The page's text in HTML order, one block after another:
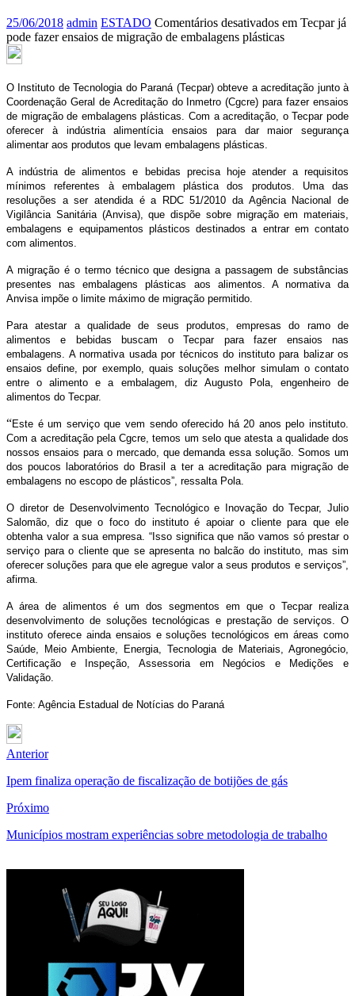
25/06/2018 admin ESTADO Comentários desativados em Tecpar já
pode fazer ensaios de migração de embalagens plásticas
O Instituto de Tecnologia do Paraná (Tecpar) obteve a acreditação junto à
Coordenação Geral de Acreditação do Inmetro (Cgcre) para fazer ensaios
de migração de embalagens plásticas. Com a acreditação, o Tecpar pode
oferecer à indústria alimentícia ensaios para dar maior segurança
alimentar aos produtos que levam embalagens plásticas.
A indústria de alimentos e bebidas precisa hoje atender a requisitos
mínimos referentes à embalagem plástica dos produtos. Uma das
resoluções a ser atendida é a RDC 51/2010 da Agência Nacional de
Vigilância Sanitária (Anvisa), que dispõe sobre migração em materiais,
embalagens e equipamentos plásticos destinados a entrar em contato
com alimentos.
A migração é o termo técnico que designa a passagem de substâncias
presentes nas embalagens plásticas aos alimentos. A normativa da
Anvisa impõe o limite máximo de migração permitido.
Para atestar a qualidade de seus produtos, empresas do ramo de
alimentos e bebidas buscam o Tecpar para fazer ensaios nas
embalagens. A normativa usada por técnicos do instituto para balizar os
ensaios define, por exemplo, quais soluções melhor simulam o contato
entre o alimento e a embalagem, diz Augusto Pola, engenheiro de
alimentos do Tecpar.
“Este é um serviço que vem sendo oferecido há 20 anos pelo instituto.
Com a acreditação pela Cgcre, temos um selo que atesta a qualidade dos
nossos ensaios para o mercado, que demanda essa solução. Somos um
dos poucos laboratórios do Brasil a ter a acreditação para migração de
embalagens no escopo de plásticos”, ressalta Pola.
O diretor de Desenvolvimento Tecnológico e Inovação do Tecpar, Julio
Salomão, diz que o foco do instituto é apoiar o cliente para que ele
obtenha valor a sua empresa. “Isso significa que não vamos só prestar o
serviço para o cliente que se apresenta no balcão do instituto, mas sim
oferecer soluções para que ele agregue valor a seus produtos e serviços”,
afirma.
A área de alimentos é um dos segmentos em que o Tecpar realiza
desenvolvimento de soluções tecnológicas e prestação de serviços. O
instituto oferece ainda ensaios e soluções tecnológicos em áreas como
Saúde, Meio Ambiente, Energia, Tecnologia de Materiais, Agronegócio,
Certificação e Inspeção, Assessoria em Negócios e Medições e
Validação.
Fonte: Agência Estadual de Notícias do Paraná
Anterior
Ipem finaliza operação de fiscalização de botijões de gás
Próximo
Municípios mostram experiências sobre metodologia de trabalho